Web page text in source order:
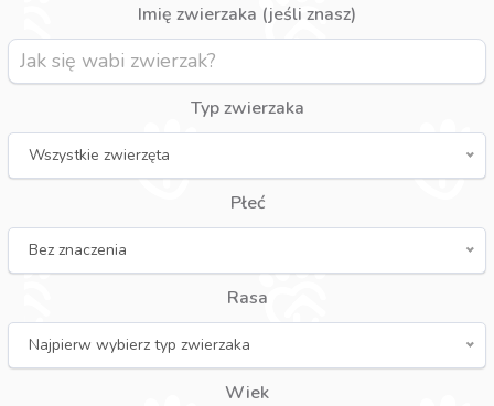
Imię zwierzaka (jeśli znasz)
Typ zwierzaka
Wszystkie zwierzęta
Płeć
Bez znaczenia
Rasa
Najpierw wybierz typ zwierzaka
Wiek